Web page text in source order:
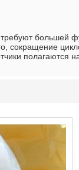
большей
сокращение
полагаются